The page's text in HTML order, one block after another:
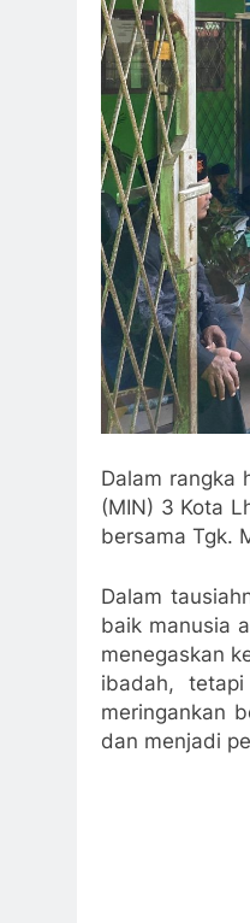
Dalam rangka
(MIN) 3 Kota
bersama Tgk.
Dalam
baik manusia
menegaskan
ibadah,
meringankan
dan menjadi